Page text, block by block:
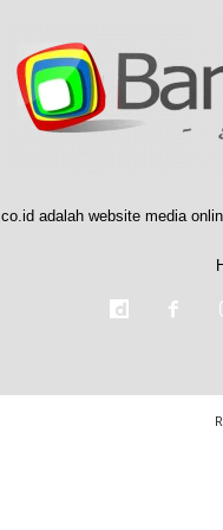
adalah website media